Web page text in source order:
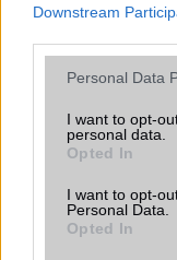
Downstream
Please note that
not limited to your
grant or deny
use your data for
consent section.
Personal Data
I want to opt-
personal data.
Opted In
I want to opt-
Personal Data.
Opted In
amelyek maguktól
Ez a
sokan
jelentősen
miközben a Pixel